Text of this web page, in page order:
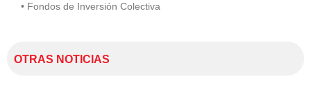
• Fondos de Inversión Colectiva
OTRAS NOTICIAS